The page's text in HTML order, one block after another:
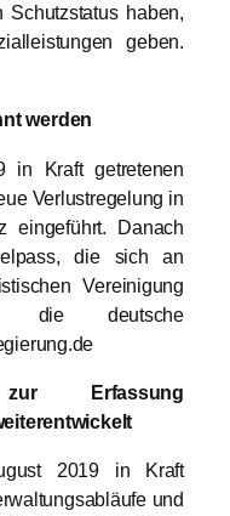
haben,
geben.
werden
in Kraft getretenen
Verlustregelung in
eingeführt. Danach
die sich an
Vereinigung
die deutsche
zur Erfassung
2019 in Kraft
und